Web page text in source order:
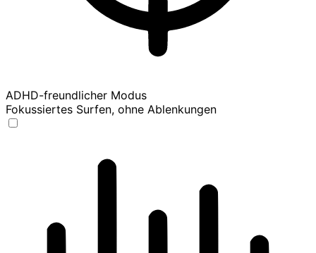
ADHD-freundlicher Modus
Fokussiertes Surfen, ohne Ablenkungen